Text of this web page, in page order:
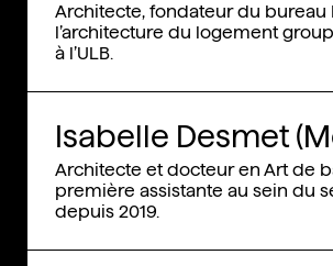
Architecte, fondateur du bureau
l’architecture du logement
à l’ULB.
Isabelle Desmet
Architecte et docteur en Art de
première assistante au sein du
depuis 2019.